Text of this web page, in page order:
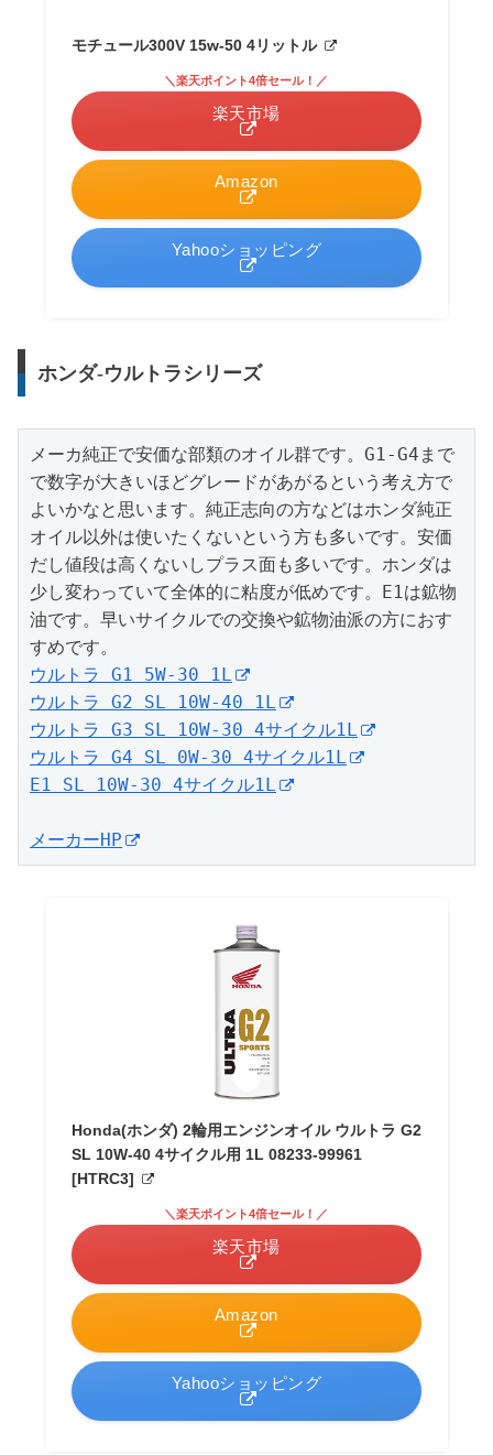
モチュール300V 15w-50 4リットル
Amazon
＼楽天ポイント4倍セール！／
楽天市場
Yahooショッピング
ホンダ-ウルトラシリーズ
メーカ純正で安価な部類のオイル群です。G1-G4まで
で数字が大きいほどグレードがあがるという考え方で
よいかなと思います。純正志向の方などはホンダ純正
オイル以外は使いたくないという方も多いです。安価
だし値段は高くないしプラス面も多いです。ホンダは
少し変わっていて全体的に粘度が低めです。E1は鉱物
油です。早いサイクルでの交換や鉱物油派の方におす
ウルトラ G1 5W-30 1L
ウルトラ G2 SL 10W-40 1L
ウルトラ G3 SL 10W-30 4サイクル1L
ウルトラ G4 SL 0W-30 4サイクル1L
E1 SL 10W-30 4サイクル1L
メーカーHP
Honda(ホンダ) 2輪用エンジンオイル ウルトラ G2
SL 10W-40 4サイクル用 1L 08233-99961
[HTRC3]
Amazon
＼楽天ポイント4倍セール！／
楽天市場
Yahooショッピング